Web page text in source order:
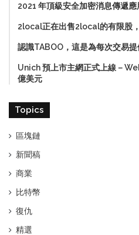
2021 年頂級安全加密消息傳遞應
2local正在出售2local的有限股
認識TABOO，這是為每次交易
Unich 預上市主網正式上線－
億美元
Topics
區塊鏈
新聞稿
商業
比特幣
復仇
精選